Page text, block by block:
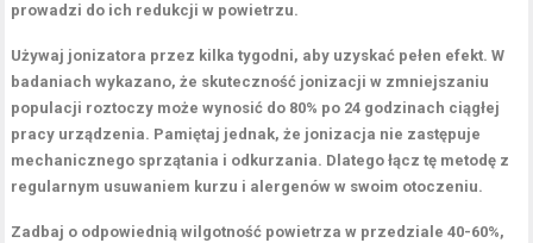
prowadzi do ich redukcji w powietrzu.
Używaj jonizatora przez kilka tygodni, aby uzyskać pełen efekt. W
badaniach wykazano, że skuteczność jonizacji w zmniejszaniu
populacji roztoczy może wynosić do 80% po 24 godzinach ciągłej
pracy urządzenia. Pamiętaj jednak, że jonizacja nie zastępuje
mechanicznego sprzątania i odkurzania. Dlatego łącz tę metodę z
regularnym usuwaniem kurzu i alergenów w swoim otoczeniu.
Zadbaj o odpowiednią wilgotność powietrza w przedziale 40-60%,